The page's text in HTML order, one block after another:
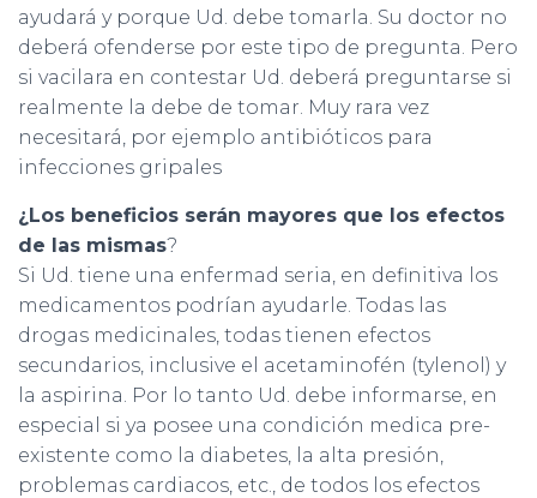
ayudará y porque Ud. debe tomarla. Su doctor no
deberá ofenderse por este tipo de pregunta. Pero
si vacilara en contestar Ud. deberá preguntarse si
realmente la debe de tomar. Muy rara vez
necesitará, por ejemplo antibióticos para
infecciones gripales
¿Los beneficios serán mayores que los efectos
de las mismas?
Si Ud. tiene una enfermad seria, en definitiva los
medicamentos podrían ayudarle. Todas las
drogas medicinales, todas tienen efectos
secundarios, inclusive el acetaminofén (tylenol) y
la aspirina. Por lo tanto Ud. debe informarse, en
especial si ya posee una condición medica pre-
existente como la diabetes, la alta presión,
problemas cardiacos, etc., de todos los efectos